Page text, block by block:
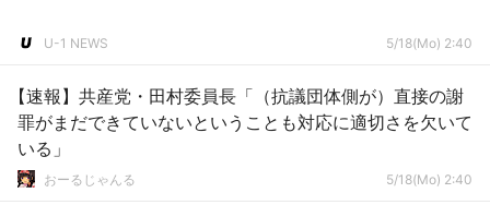
U-1 NEWS 5/18(Mo) 2:40
【速報】共産党・田村委員長「（抗議団体側が）直接の謝
罪がまだできていないということも対応に適切さを欠いて
いる」
おーるじゃんる 5/18(Mo) 2:40